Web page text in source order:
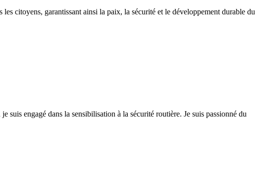
citoyens, garantissant ainsi la paix, la sécurité et le développement durable du
suis engagé dans la sensibilisation à la sécurité routière. Je suis passionné du